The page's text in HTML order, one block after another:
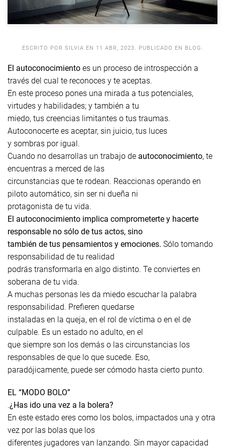
ESCRITO POR SILVIA EN 11 ABR, 2023. PUBLICADO EN BLOG .
El autoconocimiento es un proceso de introspección a
través del cual te reconoces y te aceptas.
En este proceso pones una mirada a tus potenciales,
virtudes y habilidades; y también a tu
miedo, tus creencias limitantes o tus traumas.
Autoconocerte es aceptar, sin juicio, tus luces
y sombras por igual.
Cuando no desarrollas un trabajo de autoconocimiento, te
encuentras a merced de las
circunstancias que te rodean. Reaccionas operando en
piloto automático, sin ser ni dueña ni
protagonista de tu vida.
El autoconocimiento implica comprometerte y hacerte
responsable no sólo de tus actos, sino
también de tus pensamientos y emociones. Sólo tomando
responsabilidad de tu realidad
podrás transformarla en algo distinto. Te conviertes en
soberana de tu vida.
A muchas personas les da miedo escuchar la palabra
responsabilidad. Prefieren quedarse
instaladas en la queja, en el rol de víctima o en el de
culpable. Es un estado no adulto, en el
que siempre son los demás o las circunstancias los
responsables de que lo que sucede. Eso,
paradójicamente, puede ser cómodo hasta cierto punto.
EL “MODO BOLO”
.¿Has ido una vez a la bolera?
En este estado eres como los bolos, impactados una y otra
vez por las bolas que los
diferentes jugadores van lanzando. Sin mayor capacidad